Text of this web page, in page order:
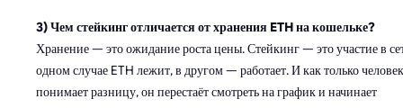
3) Чем стейкинг отличается от хранения ETH на кошельке?
Хранение — это ожидание роста цены. Стейкинг — это участие в
одном случае ETH лежит, в другом — работает. И как только человек
понимает разницу, он перестаёт смотреть на график и начинает